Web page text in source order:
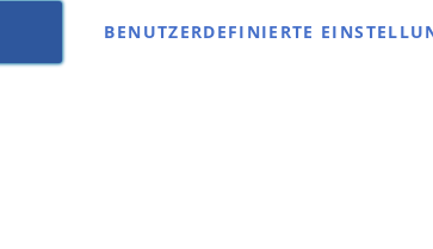
BENUTZERDEFINIERTE